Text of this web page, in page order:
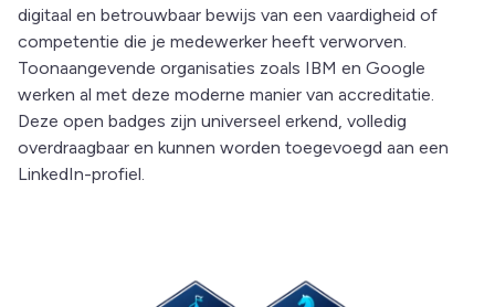
digitaal en betrouwbaar bewijs van een vaardigheid of
competentie die je medewerker heeft verworven.
Toonaangevende organisaties zoals IBM en Google
werken al met deze moderne manier van accreditatie.
Deze open badges zijn universeel erkend, volledig
overdraagbaar en kunnen worden toegevoegd aan een
LinkedIn-profiel.